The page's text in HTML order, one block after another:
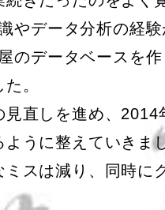
やデータ分析の経
のデータベースを
。
直しを進め、2014
うに整えていきま
スは減り、同時に